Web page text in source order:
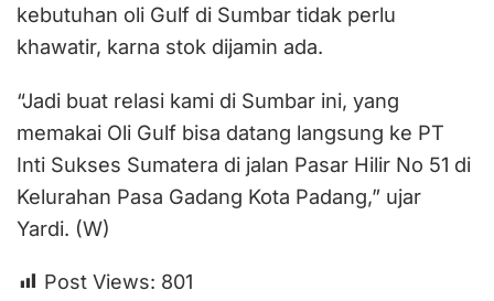
kebutuhan oli Gulf di Sumbar tidak perlu
khawatir, karna stok dijamin ada.
“Jadi buat relasi kami di Sumbar ini, yang
memakai Oli Gulf bisa datang langsung ke PT
Inti Sukses Sumatera di jalan Pasar Hilir No 51 di
Kelurahan Pasa Gadang Kota Padang,” ujar
Yardi. (W)
Post Views: 801